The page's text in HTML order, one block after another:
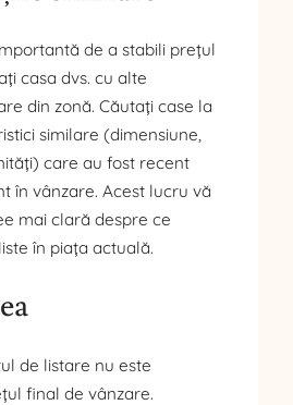
de a stabili prețul
casa dvs. cu alte
din zonă. Căutați case la
similare (dimensiune,
care au fost recent
în vânzare. Acest lucru vă
mai clară despre ce
în piața actuală.
de listare nu este
final de vânzare.